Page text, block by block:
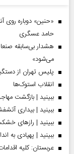
«حنین» دوباره روی
حامد عسگری
هشدار بی‌سابقه
می‌شود»
پلیس تهران از دستگیری
انقلاب استوک‌ها
ببینید | بازگشت
ببینید | بیداری
ببینید | رازهای
ببینید | پهپادی به
عربستان: کلیه